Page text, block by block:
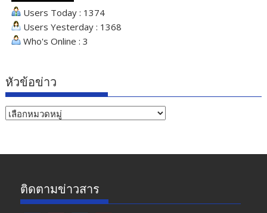
Users Today : 1374
Users Yesterday : 1368
Who's Online : 3
หัวข้อข่าว
หัวข้อ
ติดตามข่าวสาร